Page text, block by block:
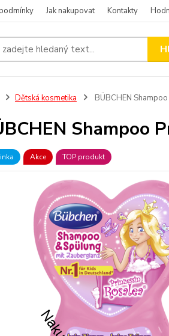
Jak nakupovat Kontakty
Dětská kosmetika BÜBCHEN
Shampoo
Akce TOP produkt